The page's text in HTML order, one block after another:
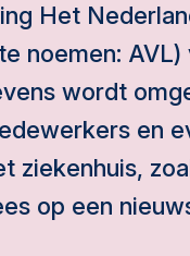
Het
noemen:
wordt
en
ziekenhuis,
op een